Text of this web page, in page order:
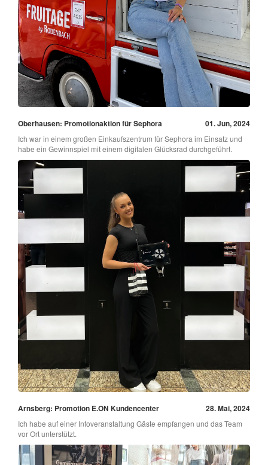
Oberhausen: Promotionaktion für Sephora 01. Jun, 2024
Ich war in einem großen Einkaufszentrum für Sephora im Einsatz und
habe ein Gewinnspiel mit einem digitalen Glücksrad durchgeführt.
Arnsberg: Promotion E.ON Kundencenter 28. Mai, 2024
Ich habe auf einer Infoveranstaltung Gäste empfangen und das Team
vor Ort unterstützt.